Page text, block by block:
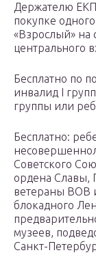
Держателю ЕКП
покупке
«Взрослый» на
центрального
Бесплатно по
инвалид I
группы или
Бесплатно:
Советского
ордена Славы,
ветераны ВОВ
блокадного
музеев,
Санкт-